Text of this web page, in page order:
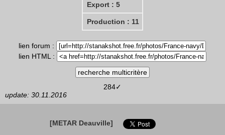
Export : 5
Production : 11
lien forum :
lien HTML :
284✓
update: 30.11.2016
[METAR Deauville]